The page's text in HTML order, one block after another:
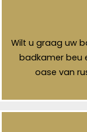
Wilt u graag uw
badkamer beu
oase van